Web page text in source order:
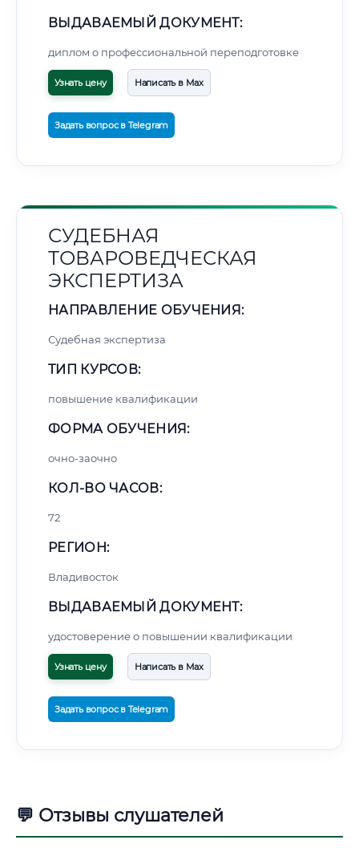
ВЫДАВАЕМЫЙ ДОКУМЕНТ:
диплом о профессиональной переподготовке
Узнать цену Написать в Max
Задать вопрос в Telegram
СУДЕБНАЯ
ТОВАРОВЕДЧЕСКАЯ
ЭКСПЕРТИЗА
НАПРАВЛЕНИЕ ОБУЧЕНИЯ:
Судебная экспертиза
ТИП КУРСОВ:
повышение квалификации
ФОРМА ОБУЧЕНИЯ:
очно-заочно
КОЛ-ВО ЧАСОВ:
72
РЕГИОН:
Владивосток
ВЫДАВАЕМЫЙ ДОКУМЕНТ:
удостоверение о повышении квалификации
Узнать цену Написать в Max
Задать вопрос в Telegram
💬 Отзывы слушателей